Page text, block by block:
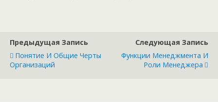
Предыдущая Запись
Понятие И Общие Черты
Организаций
Следующая Запись
Функции Менеджмента И
Роли Менеджера